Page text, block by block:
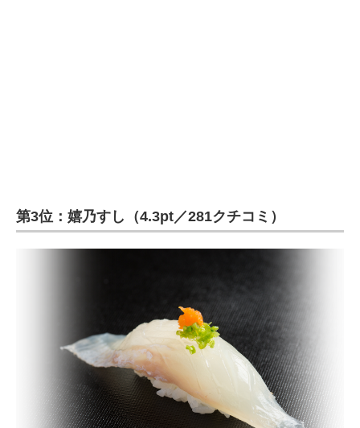
第3位：嬉乃すし（4.3pt／281クチコミ）